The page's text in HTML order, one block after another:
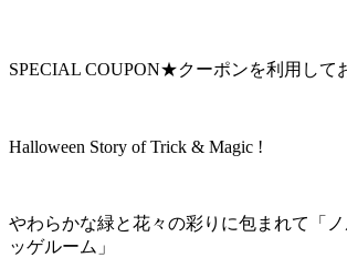
SPECIAL COUPON★クーポンを利用して
Halloween Story of Trick & Magic !
やわらかな緑と花々の彩りに包まれて「
ッゲルーム」